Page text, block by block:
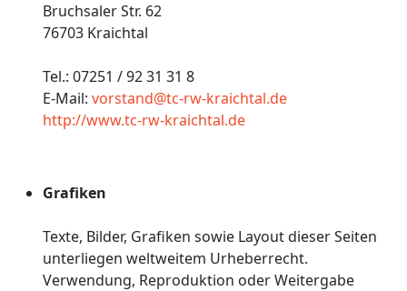
Bruchsaler Str. 62
76703 Kraichtal
Tel.: 07251 / 92 31 31 8
E-Mail: vorstand@tc-rw-kraichtal.de
http://www.tc-rw-kraichtal.de
Grafiken
Texte, Bilder, Grafiken sowie Layout dieser Seiten
unterliegen weltweitem Urheberrecht.
Verwendung, Reproduktion oder Weitergabe